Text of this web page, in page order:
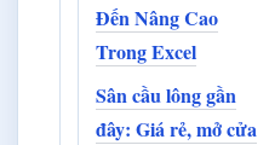
Đến Nâng Cao
Trong Excel
Sân cầu lông gần
đây: Giá rẻ, mở cửa